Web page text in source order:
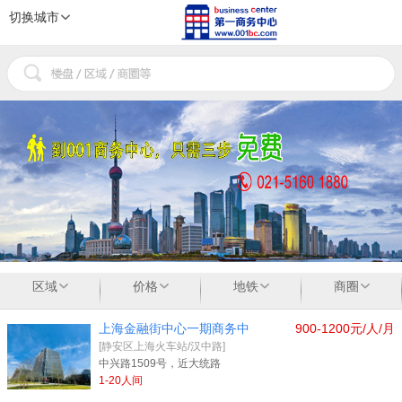
切换城市
区域 价格 地铁 商圈
900-1200元/人/月
上海金融街中心一期商务中
[静安区上海火车站/汉中路]
中兴路1509号，近大统路
1-20人间